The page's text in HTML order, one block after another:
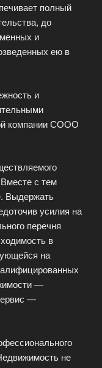
полный
до
и
ею в
и
компании СООО
с тем
Выдержать
усилия на
перечня
в
на
—
—
не